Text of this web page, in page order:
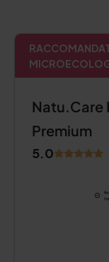
Natu.Care
Premium
5.0